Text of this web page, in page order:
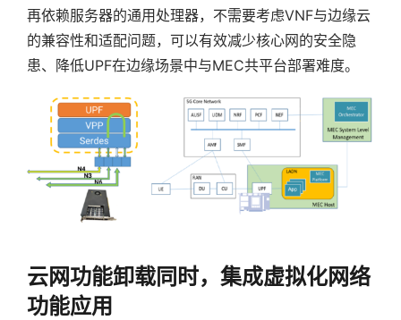
再依赖服务器的通用处理器，不需要考虑VNF与边缘云
的兼容性和适配问题，可以有效减少核心网的安全隐
患、降低UPF在边缘场景中与MEC共平台部署难度。
云网功能卸载同时，集成虚拟化网络
功能应用